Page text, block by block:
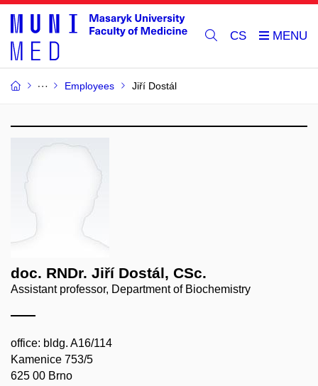
CS
Employees Jiří Dostál
doc. RNDr. Jiří Dostál, CSc.
Assistant professor, Department of Biochemistry
office: bldg. A16/114
Kamenice 753/5
625 00 Brno